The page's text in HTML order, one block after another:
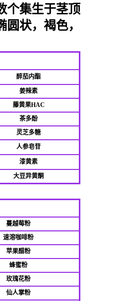
个集生于茎顶
状，褐色，
醉茄内酯
姜辣素
藤黄果HAC
茶多酚
灵芝多糖
人参皂苷
漆黄素
大豆异黄酮
蔓越莓粉
速溶咖啡粉
苹果醋粉
蜂蜜粉
玫瑰花粉
仙人掌粉